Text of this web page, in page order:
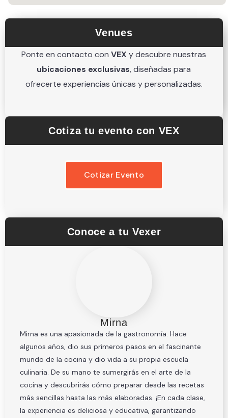
Venues
Ponte en contacto con VEX y descubre nuestras
ubicaciones exclusivas, diseñadas para
ofrecerte experiencias únicas y personalizadas.
Cotiza tu evento con VEX
Cotizar Evento
Conoce a tu Vexer
Mirna
Mirna es una apasionada de la gastronomía. Hace
algunos años, dio sus primeros pasos en el fascinante
mundo de la cocina y dio vida a su propia escuela
culinaria. De su mano te sumergirás en el arte de la
cocina y descubrirás cómo preparar desde las recetas
más sencillas hasta las más elaboradas. ¡En cada clase,
la experiencia es deliciosa y educativa, garantizando